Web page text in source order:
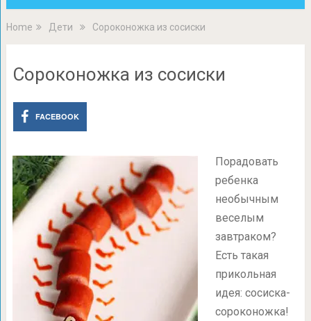
Home Дети Сороконожка из сосиски
Сороконожка из сосиски
FACEBOOK
Порадовать
ребенка
необычным
веселым
завтраком?
Есть такая
прикольная
идея: сосиска-
сороконожка!